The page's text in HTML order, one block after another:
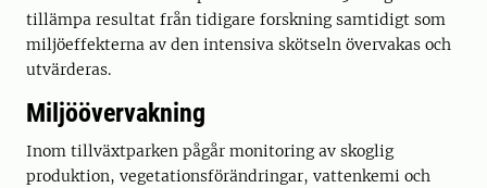
tillämpa resultat från tidigare forskning samtidigt som
miljöeffekterna av den intensiva skötseln övervakas och
utvärderas.
Miljöövervakning
Inom tillväxtparken pågår monitoring av skoglig
produktion, vegetationsförändringar, vattenkemi och